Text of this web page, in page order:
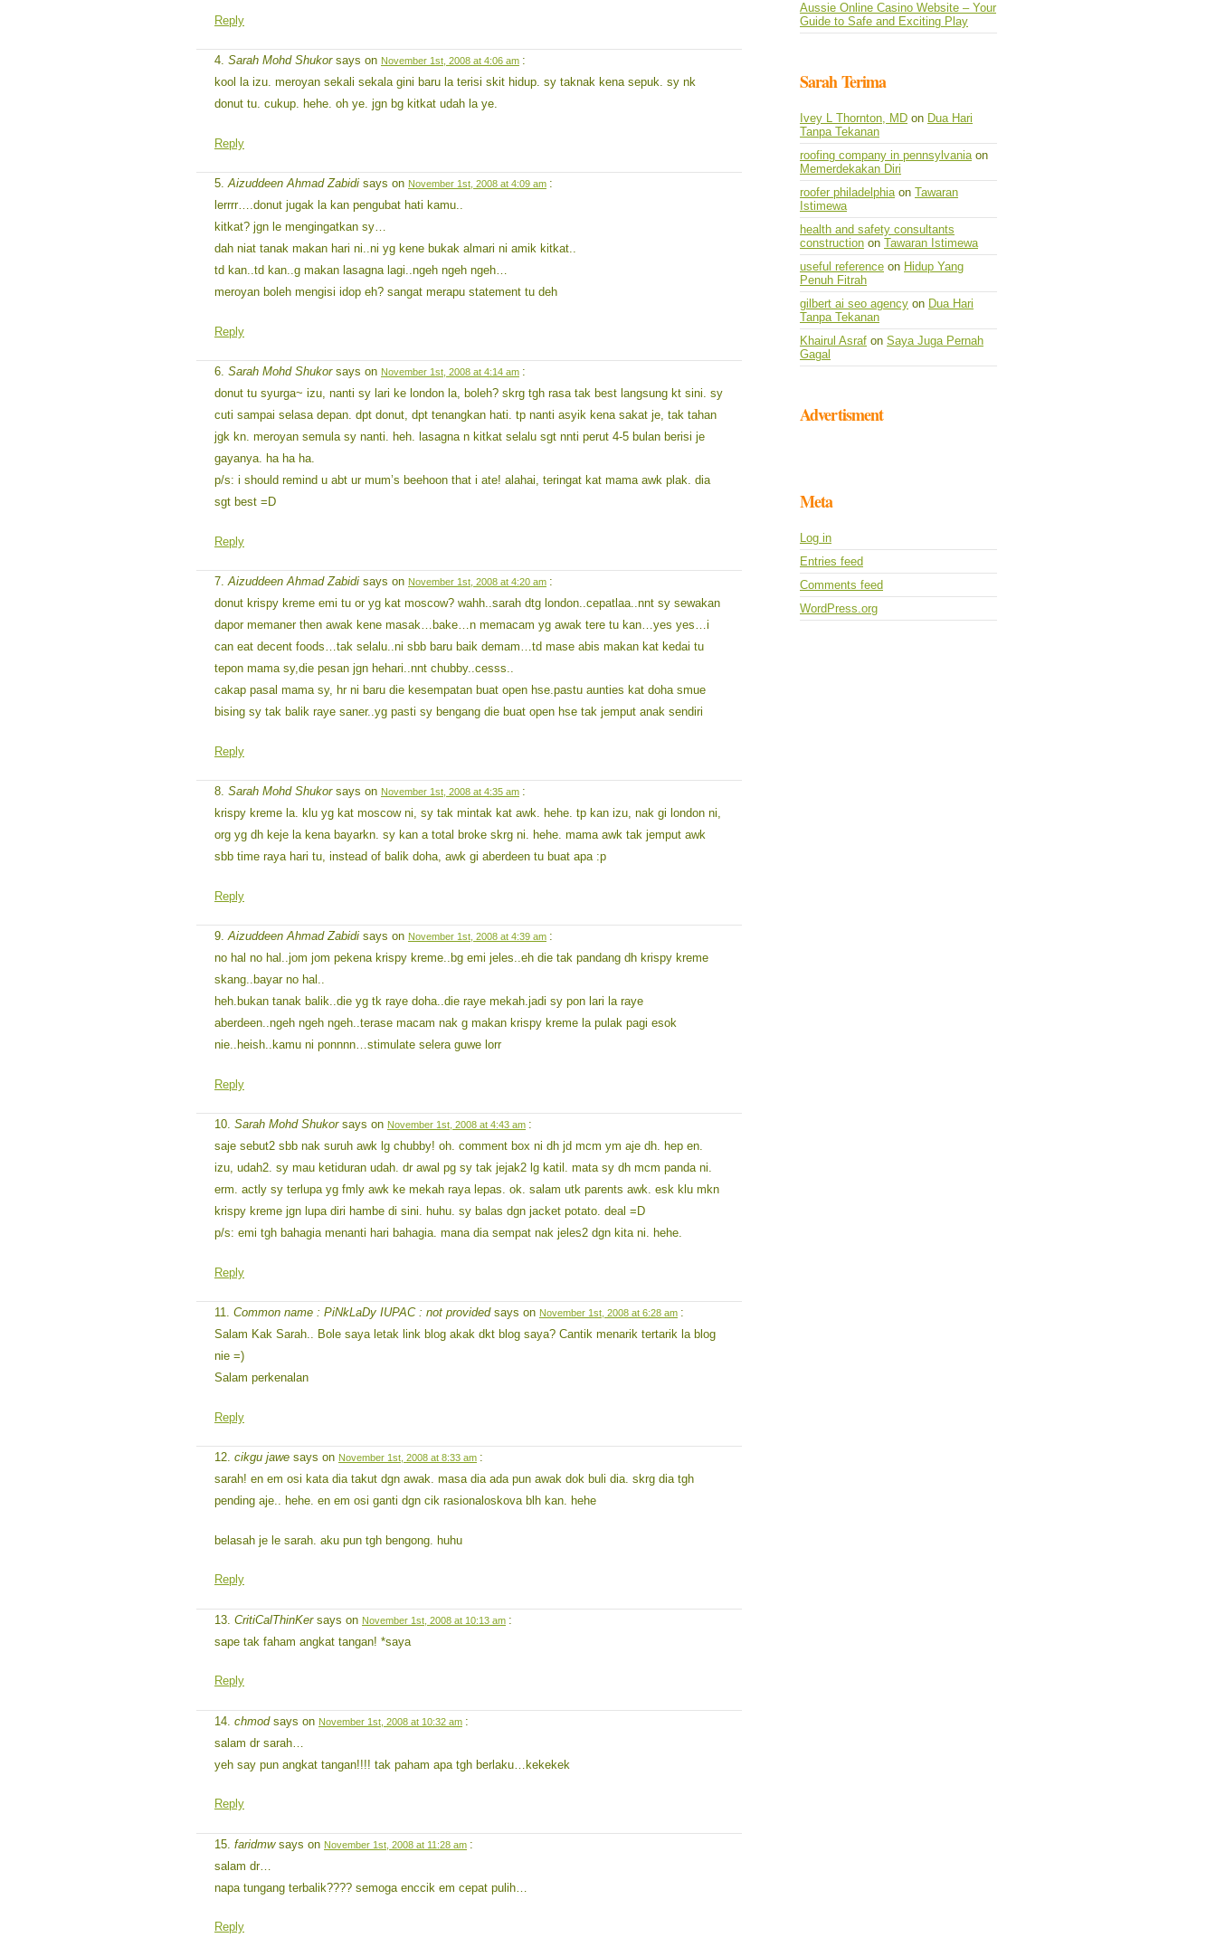
Reply
Sarah Mohd Shukorsays on November 1st, 2008 at 4:06 am :
kool la izu. meroyan sekali sekala gini baru la terisi skit hidup. sy taknak kena sepuk. sy nk
donut tu. cukup. hehe. oh ye. jgn bg kitkat udah la ye.
Reply
Aizuddeen Ahmad Zabidi says on November 1st, 2008 at 4:09 am :
lerrrr….donut jugak la kan pengubat hati kamu..
kitkat? jgn le mengingatkan sy…
dah niat tanak makan hari ni..ni yg kene bukak almari ni amik kitkat..
td kan..td kan..g makan lasagna lagi..ngeh ngeh ngeh…
meroyan boleh mengisi idop eh? sangat merapu statement tu deh
Reply
Sarah Mohd Shukorsays on November 1st, 2008 at 4:14 am :
donut tu syurga~ izu, nanti sy lari ke london la, boleh? skrg tgh rasa tak best langsung kt sini. sy
cuti sampai selasa depan. dpt donut, dpt tenangkan hati. tp nanti asyik kena sakat je, tak tahan
jgk kn. meroyan semula sy nanti. heh. lasagna n kitkat selalu sgt nnti perut 4-5 bulan berisi je
gayanya. ha ha ha.
p/s: i should remind u abt ur mum’s beehoon that i ate! alahai, teringat kat mama awk plak. dia
sgt best =D
Reply
Aizuddeen Ahmad Zabidi says on November 1st, 2008 at 4:20 am :
donut krispy kreme emi tu or yg kat moscow? wahh..sarah dtg london..cepatlaa..nnt sy sewakan
dapor memaner then awak kene masak…bake…n memacam yg awak tere tu kan…yes yes…i
can eat decent foods…tak selalu..ni sbb baru baik demam…td mase abis makan kat kedai tu
tepon mama sy,die pesan jgn hehari..nnt chubby..cesss..
cakap pasal mama sy, hr ni baru die kesempatan buat open hse.pastu aunties kat doha smue
bising sy tak balik raye saner..yg pasti sy bengang die buat open hse tak jemput anak sendiri
Reply
Sarah Mohd Shukorsays on November 1st, 2008 at 4:35 am :
krispy kreme la. klu yg kat moscow ni, sy tak mintak kat awk. hehe. tp kan izu, nak gi london ni,
org yg dh keje la kena bayarkn. sy kan a total broke skrg ni. hehe. mama awk tak jemput awk
sbb time raya hari tu, instead of balik doha, awk gi aberdeen tu buat apa :p
Reply
Aizuddeen Ahmad Zabidi says on November 1st, 2008 at 4:39 am :
no hal no hal..jom jom pekena krispy kreme..bg emi jeles..eh die tak pandang dh krispy kreme
skang..bayar no hal..
heh.bukan tanak balik..die yg tk raye doha..die raye mekah.jadi sy pon lari la raye
aberdeen..ngeh ngeh ngeh..terase macam nak g makan krispy kreme la pulak pagi esok
nie..heish..kamu ni ponnnn…stimulate selera guwe lorr
Reply
Sarah Mohd Shukorsays on November 1st, 2008 at 4:43 am :
saje sebut2 sbb nak suruh awk lg chubby! oh. comment box ni dh jd mcm ym aje dh. hep en.
izu, udah2. sy mau ketiduran udah. dr awal pg sy tak jejak2 lg katil. mata sy dh mcm panda ni.
erm. actly sy terlupa yg fmly awk ke mekah raya lepas. ok. salam utk parents awk. esk klu mkn
krispy kreme jgn lupa diri hambe di sini. huhu. sy balas dgn jacket potato. deal =D
p/s: emi tgh bahagia menanti hari bahagia. mana dia sempat nak jeles2 dgn kita ni. hehe.
Reply
Common name : PiNkLaDy IUPAC : not providedsays on November 1st, 2008 at 6:28 am :
Salam Kak Sarah.. Bole saya letak link blog akak dkt blog saya? Cantik menarik tertarik la blog
nie =)
Salam perkenalan
Reply
cikgu jawe says on November 1st, 2008 at 8:33 am :
sarah! en em osi kata dia takut dgn awak. masa dia ada pun awak dok buli dia. skrg dia tgh
pending aje.. hehe. en em osi ganti dgn cik rasionaloskova blh kan. hehe
belasah je le sarah. aku pun tgh bengong. huhu
Reply
CritiCalThinKersays on November 1st, 2008 at 10:13 am :
sape tak faham angkat tangan! *saya
Reply
chmodsays on November 1st, 2008 at 10:32 am :
salam dr sarah…
yeh say pun angkat tangan!!!! tak paham apa tgh berlaku…kekekek
Reply
faridmwsays on November 1st, 2008 at 11:28 am :
salam dr…
napa tungang terbalik???? semoga enccik em cepat pulih…
Reply
Aussie Online Casino Website – Your
Guide to Safe and Exciting Play
Sarah Terima
Ivey L Thornton, MD on Dua Hari
Tanpa Tekanan
roofing company in pennsylvaniaon
Memerdekakan Diri
roofer philadelphiaon Tawaran
Istimewa
health and safety consultants
construction on Tawaran Istimewa
useful reference on Hidup Yang
Penuh Fitrah
gilbert ai seo agency on Dua Hari
Tanpa Tekanan
Khairul Asraf on Saya Juga Pernah
Gagal
Advertisment
Meta
Log in
Entries feed
Comments feed
WordPress.org